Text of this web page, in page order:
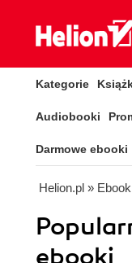
Kategorie
Audiobooki
Darmowe ebooki
Helion.pl »
ebooki